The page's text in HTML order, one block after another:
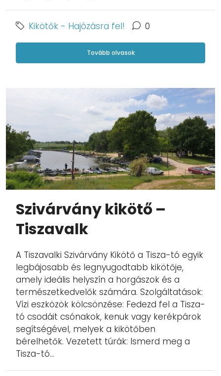
Kikötők - Hajózásra fel! 0
Tovább olvasok
Szivárvány kikötő –
Tiszavalk
A Tiszavalki Szivárvány Kikötő a Tisza-tó egyik
legbájosabb és legnyugodtabb kikötője,
amely ideális helyszín a horgászok és a
természetkedvelők számára. Szolgáltatások:
Vízi eszközök kölcsönzése: Fedezd fel a Tisza-
tó csodáit csónakok, kenuk vagy kerékpárok
segítségével, melyek a kikötőben
bérelhetők. Vezetett túrák: Ismerd meg a
Tisza-tó...